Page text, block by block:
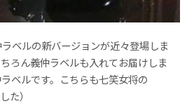
ベルの新バージョンが近々登場しま
ろん義仲ラベルも入れてお届けしま
ベルです。こちらも七笑女将の
た）